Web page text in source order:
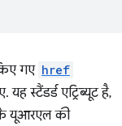
गए href
स्टैंडर्ड एट्रिब्यूट है,
यूआरएल की